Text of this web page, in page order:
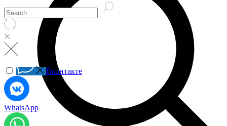
Вконтакте
WhatsApp